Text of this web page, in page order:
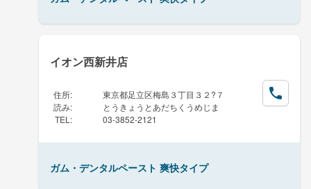
イオン西新井店
住所:
東京都足立区梅島３丁目３２?７
読み:
とうきょうとあだちくうめじま
TEL : 03-3852-2121
ガム・デンタルペースト 爽快タイプ